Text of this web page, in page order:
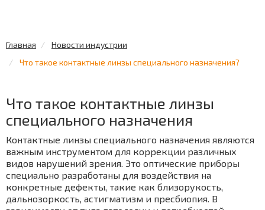
Главная
Новости индустрии
Что такое контактные линзы специального назначения?
Что такое контактные линзы
специального назначения
Контактные линзы специального назначения являются
важным инструментом для коррекции различных
видов нарушений зрения. Это оптические приборы
специально разработаны для воздействия на
конкретные дефекты, такие как близорукость,
дальнозоркость, астигматизм и пресбиопия. В